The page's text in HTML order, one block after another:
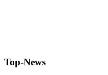
Top-News